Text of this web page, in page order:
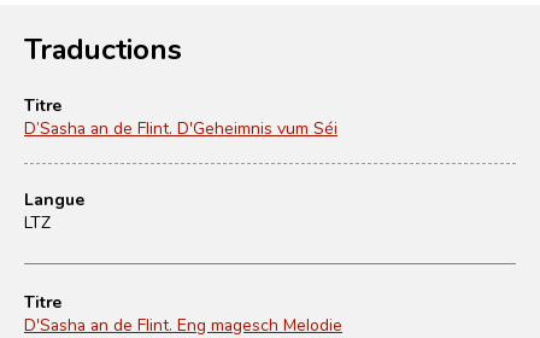
Traductions
Titre
D’Sasha an de Flint. D'Geheimnis vum Séi
Langue
LTZ
Titre
D'Sasha an de Flint. Eng magesch Melodie